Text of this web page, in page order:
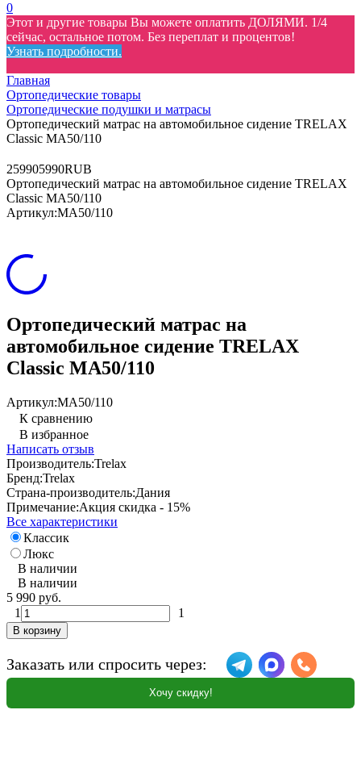
0
Этот и другие товары Вы можете оплатить ДОЛЯМИ. 1/4
сейчас, остальное потом. Без переплат и процентов!
Узнать подробности.
Главная
Ортопедические товары
Ортопедические подушки и матрасы
Ортопедический матрас на автомобильное сидение TRELAX
Classic МА50/110
259905990RUB
Ортопедический матрас на автомобильное сидение TRELAX
Classic МА50/110
Артикул:МА50/110
Ортопедический матрас на
автомобильное сидение TRELAX
Classic МА50/110
Артикул:МА50/110
К сравнению
В избранное
Написать отзыв
Производитель:Trelax
Бренд:Trelax
Страна-производитель:Дания
Примечание:Акция скидка - 15%
Все характеристики
Классик
Люкс
В наличии
В наличии
5 990 руб.
1
1
В корзину
Заказать или спросить через:
Хочу скидку!